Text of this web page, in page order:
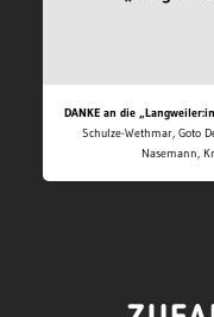
DANKE an die
Schulze-Wethmar, Goto
Nasemann,